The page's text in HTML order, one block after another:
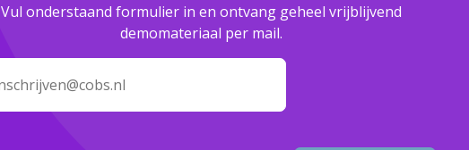
Vul onderstaand formulier in en ontvang geheel vrijblijvend
demomateriaal per mail.